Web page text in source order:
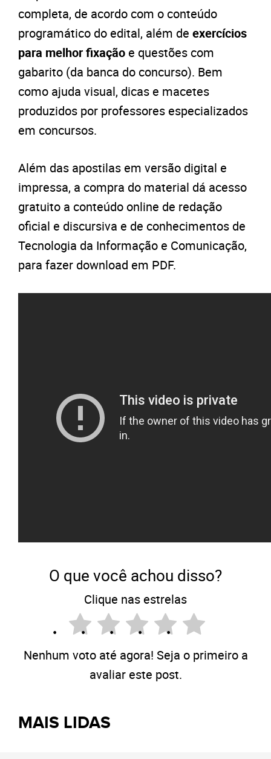
completa, de acordo com o conteúdo
programático do edital, além de exercícios
para melhor fixação e questões com
gabarito (da banca do concurso). Bem
como ajuda visual, dicas e macetes
produzidos por professores especializados
em concursos.
Além das apostilas em versão digital e
impressa, a compra do material dá acesso
gratuito a conteúdo online de redação
oficial e discursiva e de conhecimentos de
Tecnologia da Informação e Comunicação,
para fazer download em PDF.
O que você achou disso?
Clique nas estrelas
Nenhum voto até agora! Seja o primeiro a
avaliar este post.
MAIS LIDAS